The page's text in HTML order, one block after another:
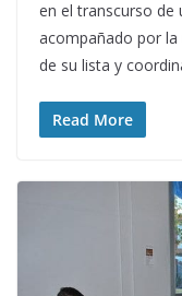
en el transcurso de
acompañado por la
de su lista y
Read More